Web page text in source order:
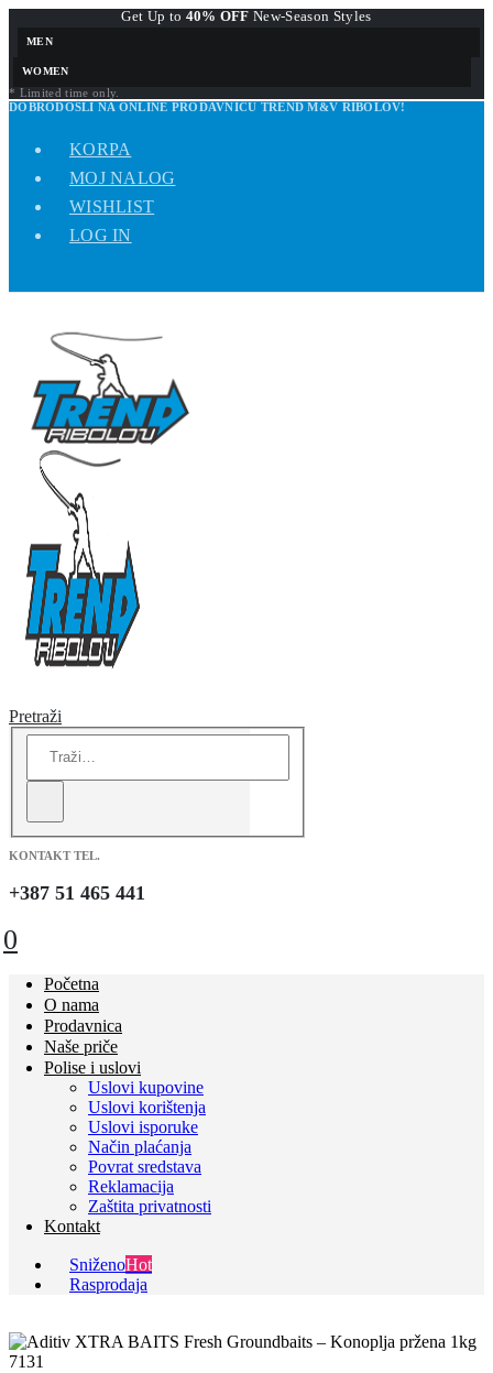
Get Up to 40% OFF New-Season Styles
MEN
WOMEN
* Limited time only.
DOBRODOŠLI NA ONLINE PRODAVNICU TREND M&V RIBOLOV!
KORPA
MOJ NALOG
WISHLIST
LOG IN
Pretraži
KONTAKT TEL.
+387 51 465 441
0
Početna
O nama
Prodavnica
Naše priče
Polise i uslovi
Uslovi kupovine
Uslovi korištenja
Uslovi isporuke
Način plaćanja
Povrat sredstava
Reklamacija
Zaštita privatnosti
Kontakt
SniženoHot
Rasprodaja